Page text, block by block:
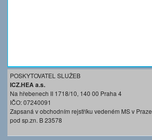
POSKYTOVATEL SLUŽEB
ICZ.HEA a.s.
Na hřebenech II 1718/10, 140 00 Praha 4
IČO: 07240091
Zapsaná v obchodním rejstříku vedeném MS v Praze
pod sp.zn. B 23578